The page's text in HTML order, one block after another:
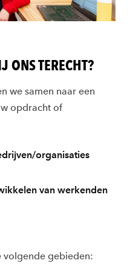
ONS TERECHT?
we samen naar een
opdracht of
organisaties
van werkenden
volgende gebieden: